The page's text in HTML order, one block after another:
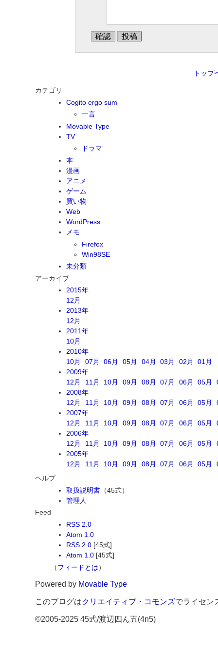
トップ
カテゴリ
Cogito ergo sum
一言
Movable Type
TV
ドラマ
本
漫画
アニメ
ゲーム
買い物
Web
WordPress
メモ
Firefox
Win98SE
未分類
アーカイブ
2015年
12月
2013年
12月
2011年
10月
2010年
10月
07月 06月 05月 04月 03月 02月
01月
2009年
12月
11月 10月 09月 08月 07月 06月 05月
2008年
12月
11月 10月 09月 08月 07月 06月 05月
2007年
12月
11月 10月 09月 08月 07月 06月 05月
2006年
12月
11月 10月 09月 08月 07月 06月 05月
2005年
12月
11月 10月 09月 08月 07月 06月 05月
ヘルプ
取扱説明書 （45式）
管理人
Feed
RSS 2.0
Atom 1.0
RSS 2.0 [45式]
Atom 1.0 [45式]
（フィードとは）
Powered by Movable Type
このブログはクリエイティブ・コモンズでライセン
©2005-2025 45式/渡辺四ん五(4n5)